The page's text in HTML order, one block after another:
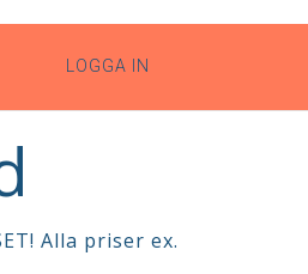
LOGGA IN
Alla priser ex.